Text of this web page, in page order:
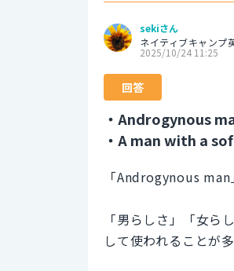
sekiさん
ネイティブキャンプ
2025/10/24 11:25
回答
・Androgynous
・A man with a
「Androgynous
「男らしさ」「女ら
して使われることが多